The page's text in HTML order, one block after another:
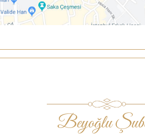
Beyoğlu